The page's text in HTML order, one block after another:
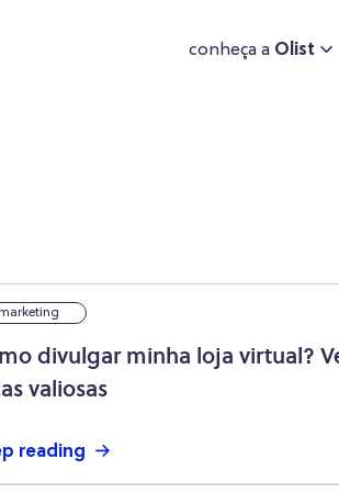
conheça a Olist
divulgar minha loja virtual?
valiosas
reading